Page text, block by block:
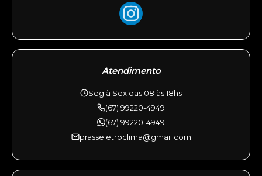
Atendimento
Seg à Sex das 08 às 18hs
(67) 99220-4949
(67) 99220-4949
prasseletroclima@gmail.com